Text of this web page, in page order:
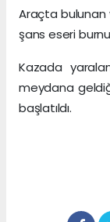
Araçta bulunan
şans eseri
Kazada
meydana
başlatıldı.